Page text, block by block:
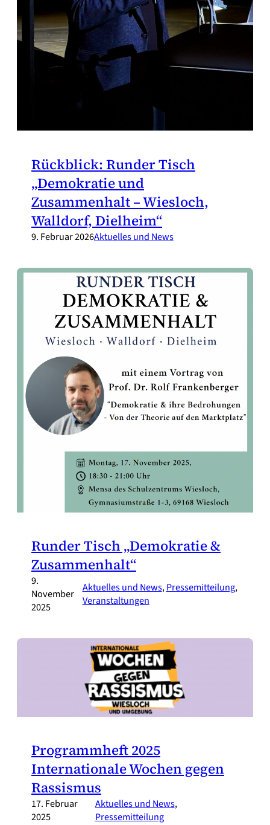
Rückblick: Runder Tisch
„Demokratie und
Zusammenhalt – Wiesloch,
Walldorf, Dielheim“
9. Februar 2026Aktuelles und News
Runder Tisch „Demokratie &
Zusammenhalt“
9.
November
2025
Aktuelles und News, Pressemitteilung,
Veranstaltungen
Programmheft 2025
Internationale Wochen gegen
Rassismus
17. Februar
2025
Aktuelles und News,
Pressemitteilung